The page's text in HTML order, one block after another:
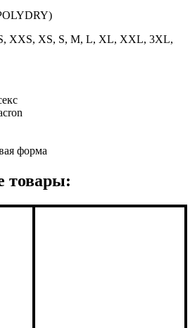
XXS, XS, S, M, L, XL, XXL, 3XL,
форма
товары: